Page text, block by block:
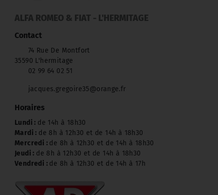
ALFA ROMEO & FIAT - L'HERMITAGE
Contact
74 Rue De Montfort
35590 L'hermitage
02 99 64 02 51
jacques.gregoire35@orange.fr
Horaires
Lundi : de 14h à 18h30
Mardi : de 8h à 12h30 et de 14h à 18h30
Mercredi : de 8h à 12h30 et de 14h à 18h30
Jeudi : de 8h à 12h30 et de 14h à 18h30
Vendredi : de 8h à 12h30 et de 14h à 17h